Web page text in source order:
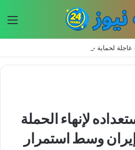
لإنهاء الحملة
وسط استمرار